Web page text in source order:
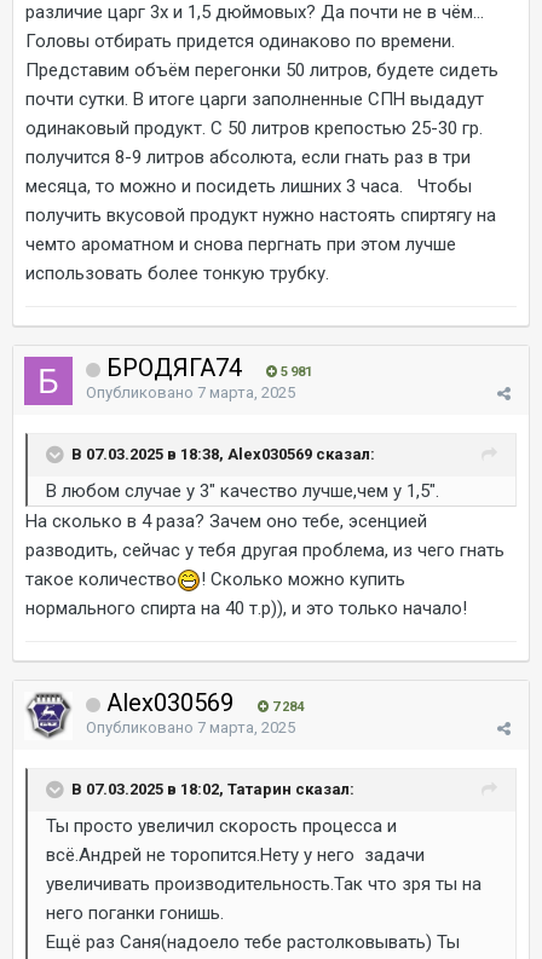
различие царг 3х и 1,5 дюймовых? Да почти не в чём...
Головы отбирать придется одинаково по времени.
Представим объём перегонки 50 литров, будете сидеть
почти сутки. В итоге царги заполненные СПН выдадут
одинаковый продукт. С 50 литров крепостью 25-30 гр.
получится 8-9 литров абсолюта, если гнать раз в три
месяца, то можно и посидеть лишних 3 часа. Чтобы
получить вкусовой продукт нужно настоять спиртягу на
чемто ароматном и снова пергнать при этом лучше
использовать более тонкую трубку.
БРОДЯГА74 5 981
Опубликовано 7 марта, 2025
В 07.03.2025 в 18:38, Alex030569 сказал:
В любом случае у 3" качество лучше,чем у 1,5".
На сколько в 4 раза? Зачем оно тебе, эсенцией
разводить, сейчас у тебя другая проблема, из чего гнать
такое количество
! Сколько можно купить
нормального спирта на 40 т.р)), и это только начало!
Alex030569 7 284
Опубликовано 7 марта, 2025
В 07.03.2025 в 18:02, Татарин сказал:
Ты просто увеличил скорость процесса и
всё.Андрей не торопится.Нету у него задачи
увеличивать производительность.Так что зря ты на
него поганки гонишь.
Ещё раз Саня(надоело тебе растолковывать) Ты